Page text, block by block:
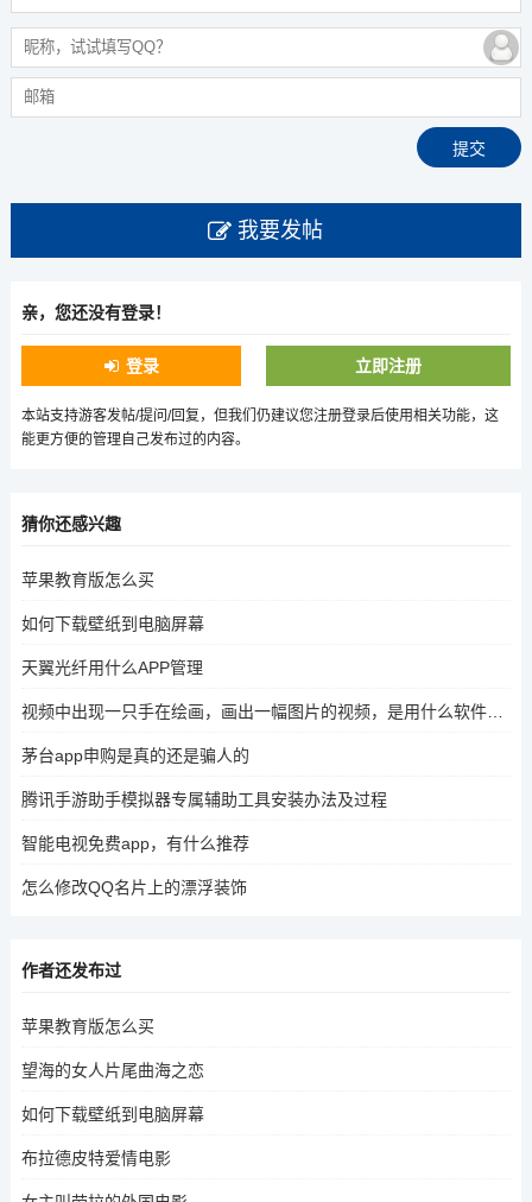
我要发帖
亲，您还没有登录！
登录 立即注册
本站支持游客发帖/提问/回复，但我们仍建议您注册登录后使用相关功能，这
能更方便的管理自己发布过的内容。
猜你还感兴趣
苹果教育版怎么买
如何下载壁纸到电脑屏幕
天翼光纤用什么APP管理
视频中出现一只手在绘画，画出一幅图片的视频，是用什么软件怎么制作
茅台app申购是真的还是骗人的
腾讯手游助手模拟器专属辅助工具安装办法及过程
智能电视免费app，有什么推荐
怎么修改QQ名片上的漂浮装饰
作者还发布过
苹果教育版怎么买
望海的女人片尾曲海之恋
如何下载壁纸到电脑屏幕
布拉德皮特爱情电影